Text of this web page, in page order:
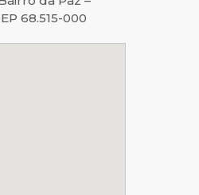
68.515-000